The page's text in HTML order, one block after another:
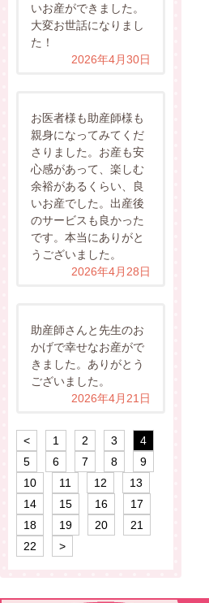
いお産ができました。
大変お世話になりまし
た！
2026年4月30日
お医者様も助産師様も
親身になってみてくだ
さりました。お産も安
心感があって、楽しむ
余裕があるくらい、良
いお産でした。出産後
のサービスも良かった
です。本当にありがと
うございました。
2026年4月28日
助産師さんと先生のお
かげで幸せなお産がで
きました。ありがとう
ございました。
2026年4月21日
< 1 2 3
4
5
6 7 8
9
10
11 12
13
14
15 16
17
18
19 20
21
22
>